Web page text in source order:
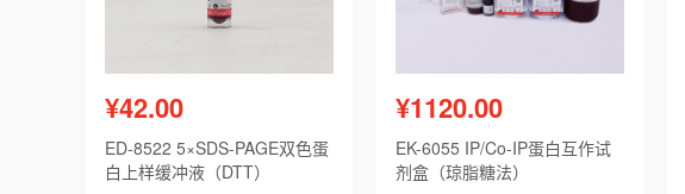
¥42.00
ED-8522 5×SDS-PAGE双色蛋
白上样缓冲液（DTT）
¥1120.00
EK-6055 IP/Co-IP蛋白互作试
剂盒（琼脂糖法）